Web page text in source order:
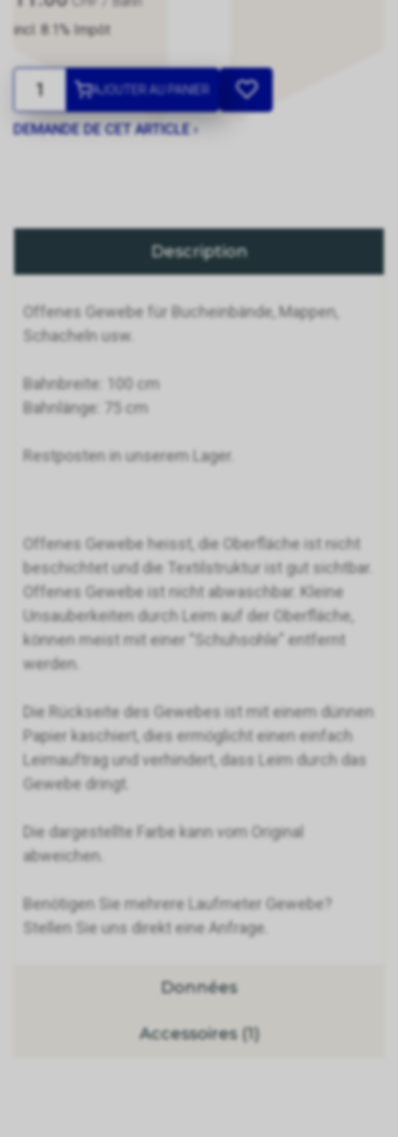
incl. 8.1% Impôt
AJOUTER AU PANIER
DEMANDE DE CET ARTICLE ›
Description
Offenes Gewebe für Bucheinbände, Mappen,
Schacheln usw.
Bahnbreite: 100 cm
Bahnlänge: 75 cm
Restposten in unserem Lager.
Offenes Gewebe heisst, die Oberfläche ist nicht
beschichtet und die Textilstruktur ist gut sichtbar.
Offenes Gewebe ist nicht abwaschbar. Kleine
Unsauberkeiten durch Leim auf der Oberfläche,
können meist mit einer "Schuhsohle" entfernt
werden.
Die Rückseite des Gewebes ist mit einem dünnen
Papier kaschiert, dies ermöglicht einen einfach
Leimauftrag und verhindert, dass Leim durch das
Gewebe dringt.
Die dargestellte Farbe kann vom Original
abweichen.
Benötigen Sie mehrere Laufmeter Gewebe?
Stellen Sie uns direkt eine Anfrage.
Données
Accessoires (1)